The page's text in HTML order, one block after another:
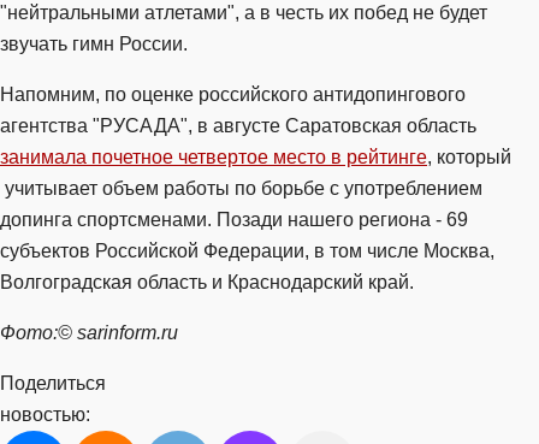
"нейтральными атлетами", а в честь их побед не будет
звучать гимн России.
Напомним, по оценке российского антидопингового
агентства "РУСАДА", в августе Саратовская область
занимала почетное четвертое место в рейтинге, который
учитывает объем работы по борьбе с употреблением
допинга спортсменами. Позади нашего региона - 69
субъектов Российской Федерации, в том числе Москва,
Волгоградская область и Краснодарский край.
Фото:© sarinform.ru
Поделиться
новостью: